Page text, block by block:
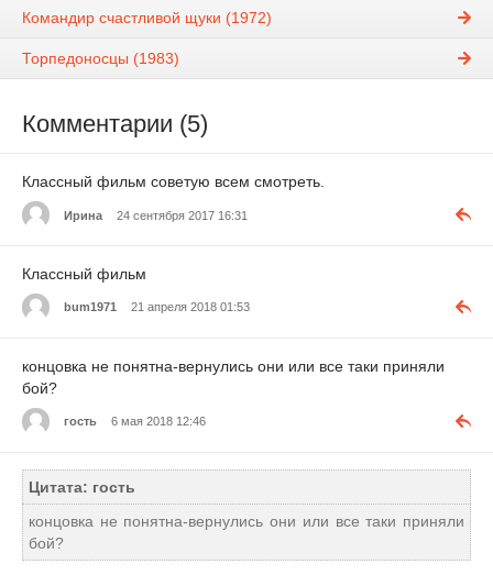
Командир счастливой щуки (1972)
Торпедоносцы (1983)
Комментарии (5)
Классный фильм советую всем смотреть.
Ирина 24 сентября 2017 16:31
Классный фильм
bum1971 21 апреля 2018 01:53
концовка не понятна-вернулись они или все таки приняли
бой?
гость 6 мая 2018 12:46
Цитата: гость
концовка не понятна-вернулись они или все таки приняли
бой?